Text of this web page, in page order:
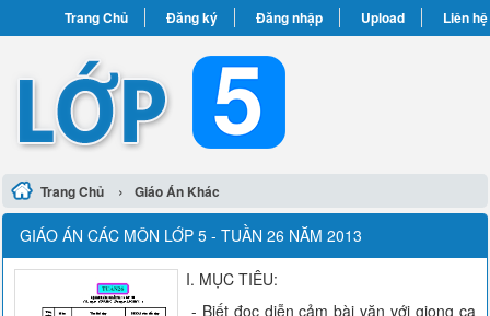
Trang Chủ Đăng ký Đăng nhập Upload Liên hệ
Trang Chủ › Giáo Án Khác
GIÁO ÁN CÁC MÔN LỚP 5 - TUẦN 26 NĂM 2013
I. MỤC TIÊU:
- Biết đọc diễn cảm bài văn với giọng ca